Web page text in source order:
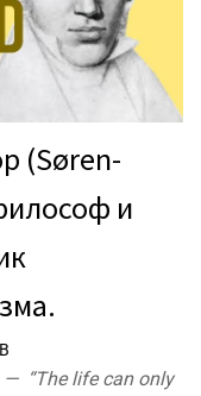
(Søren-
и
— “The life can only